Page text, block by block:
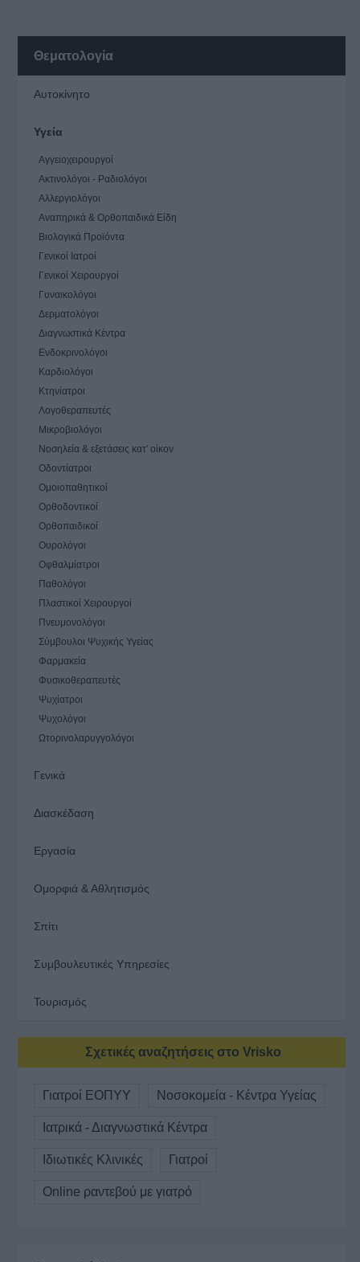
Θεματολογία
Αυτοκίνητο
Υγεία
Αγγειοχειρουργοί
Ακτινολόγοι - Ραδιολόγοι
Αλλεργιολόγοι
Αναπηρικά & Ορθοπαιδικά Είδη
Βιολογικά Προϊόντα
Γενικοί Ιατροί
Γενικοί Χειρουργοί
Γυναικολόγοι
Δερματολόγοι
Διαγνωστικά Κέντρα
Ενδοκρινολόγοι
Καρδιολόγοι
Κτηνίατροι
Λογοθεραπευτές
Μικροβιολόγοι
Νοσηλεία & εξετάσεις κατ' οίκον
Οδοντίατροι
Ομοιοπαθητικοί
Ορθοδοντικοί
Ορθοπαιδικοί
Ουρολόγοι
Οφθαλμίατροι
Παθολόγοι
Πλαστικοί Χειρουργοί
Πνευμονολόγοι
Σύμβουλοι Ψυχικής Υγείας
Φαρμακεία
Φυσικοθεραπευτές
Ψυχίατροι
Ψυχολόγοι
Ωτορινολαρυγγολόγοι
Γενικά
Διασκέδαση
Εργασία
Ομορφιά & Αθλητισμός
Σπίτι
Συμβουλευτικές Υπηρεσίες
Τουρισμός
Σχετικές αναζητήσεις στο Vrisko
Γιατροί ΕΟΠΥΥ Νοσοκομεία - Κέντρα Υγείας
Ιατρικά - Διαγνωστικά Κέντρα
Ιδιωτικές Κλινικές Γιατροί
Online ραντεβού με γιατρό